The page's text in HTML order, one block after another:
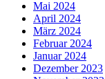
Mai 2024
April 2024
März 2024
Februar 2024
Januar 2024
Dezember 2023